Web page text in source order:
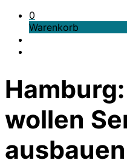
0
Warenkorb
wollen
ausbauen